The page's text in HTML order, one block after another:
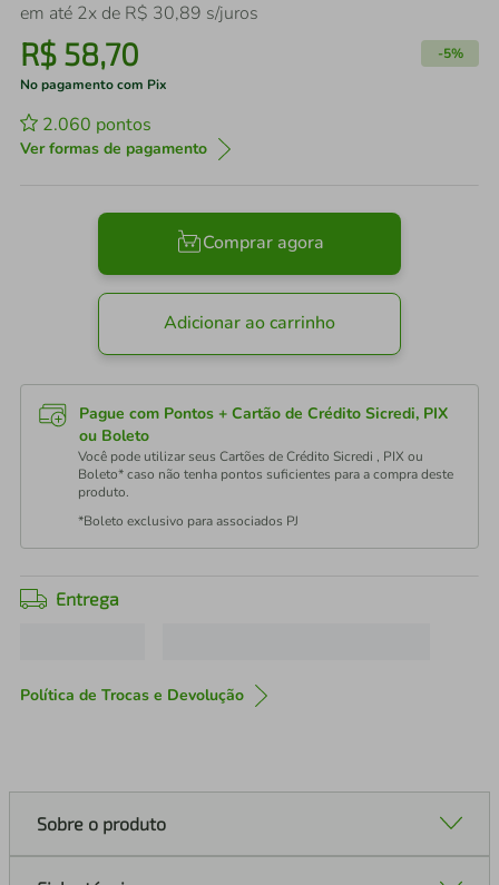
em até 2x de R$ 30,89 s/juros
R$ 58,70 -5%
No pagamento com Pix
2.060 pontos
Ver formas de pagamento
Comprar agora
Adicionar ao carrinho
Pague com Pontos + Cartão de Crédito Sicredi, PIX
ou Boleto
Você pode utilizar seus Cartões de Crédito Sicredi , PIX ou
Boleto* caso não tenha pontos suficientes para a compra deste
produto.
*Boleto exclusivo para associados PJ
Entrega
Política de Trocas e Devolução
Sobre o produto